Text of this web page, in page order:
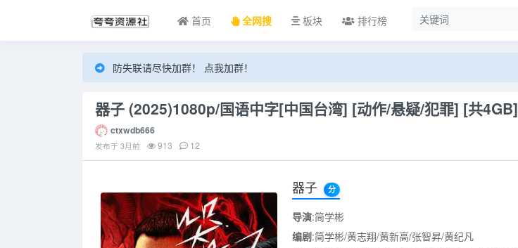
首页 全网搜 板块 排行榜
防失联请尽快加群！ 点我加群！
器子 (2025)1080p/国语中字[中国台湾] [动作/悬疑/犯罪] [共4GB]
ctxwdb666
发布于 3月前 913 12
器子 分
导演:简学彬
编剧:简学彬/黄志翔/黄新高/张智昇/黄纪凡